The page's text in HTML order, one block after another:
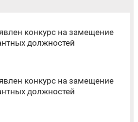
конкурс на замещение
должностей
конкурс на замещение
должностей